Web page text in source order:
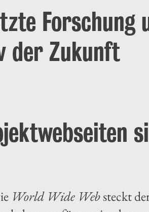
Forschung
der Zukunft
World Wide Websteckt